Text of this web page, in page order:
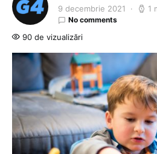
9 decembrie 2021 1
No comments
90 de vizualizări